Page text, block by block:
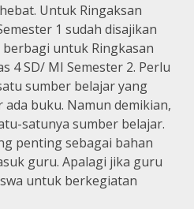
Untuk Ringaksan
1 sudah disajikan
berbagi untuk Ringkasan
4 SD/ MI Semester 2. Perlu
sumber belajar yang
buku. Namun demikian,
satunya sumber belajar.
penting sebagai bahan
guru. Apalagi jika guru
untuk berkegiatan